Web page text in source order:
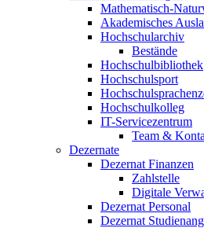
Mathematisch-
Akademisches
Hochschularchiv
Bestände
Hochschulbibliothek
Hochschulsport
Hochschulkolleg
IT-Servicezentrum
Team &
Dezernate
Dezernat Finanzen
Zahlstelle
Digitale
Dezernat Personal
Dezernat